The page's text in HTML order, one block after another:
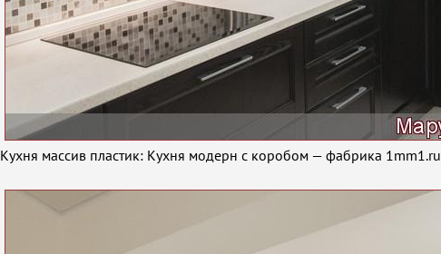
Кухня массив пластик: Кухня модерн с коробом — фабрика 1mm1.ru